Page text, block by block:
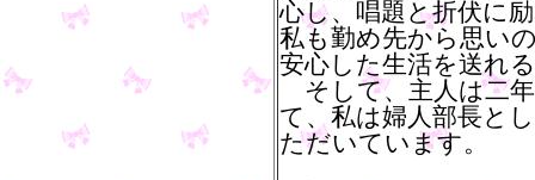
心し、唱題と折伏に
私も勤め先から思い
安心した生活を送れ
そして、主人は二
て、私は婦人部長と
ただいています。